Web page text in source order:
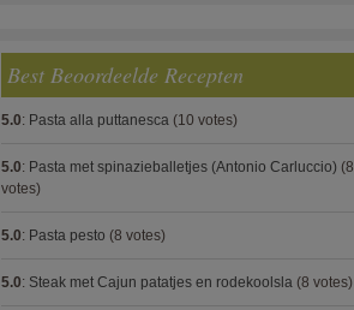
Best Beoordeelde Recepten
5.0: Pasta alla puttanesca (10 votes)
5.0: Pasta met spinazieballetjes (Antonio Carluccio) (8
votes)
5.0: Pasta pesto (8 votes)
5.0: Steak met Cajun patatjes en rodekoolsla (8 votes)